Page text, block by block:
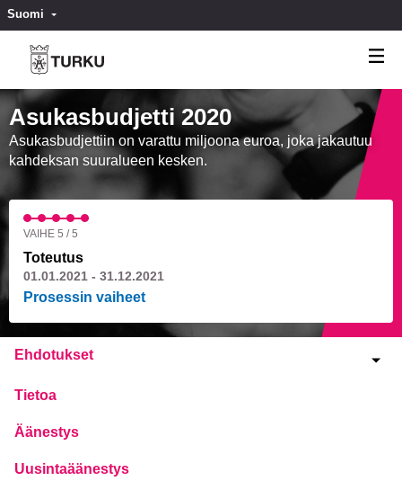
Suomi Valitse kieli
Asukasbudjetti 2020
Asukasbudjettiin on varattu miljoona euroa, joka jakautuu
kahdeksan suuralueen kesken.
VAIHE 5 / 5
Toteutus
01.01.2021 - 31.12.2021
Prosessin vaiheet
Ehdotukset
Tietoa
Äänestys
Uusintaäänestys